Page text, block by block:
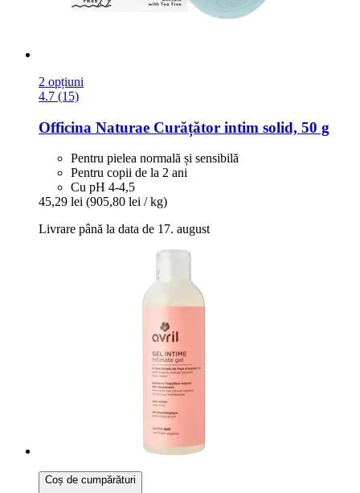
2 opțiuni
4.7 (15)
Officina Naturae Curățător intim solid, 50 g
Pentru pielea normală și sensibilă
Pentru copii de la 2 ani
Cu pH 4-4,5
45,29 lei (905,80 lei / kg)
Livrare până la data de 17. august
Coș de cumpărături